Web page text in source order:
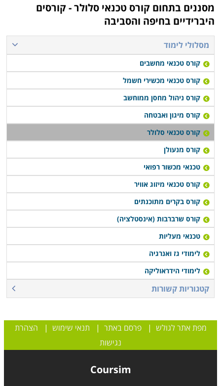
מסננים בתחום קורס טכנאי סלולר - קורסים
היברידיים בחיפה והסביבה
מסלולי לימוד
קורס טכנאי מחשבים
קורס טכנאי מכשירי חשמל
קורס ניהול מחסן ממוחשב
קורס מיגון ואבטחה
קורס טכנאי סלולר
קורס מנעולן
טכנאי מכשור רפואי
קורס טכנאי מיזוג אוויר
קורס בקרים מתוכנתים
קורס שרברבות (אינסטלציה)
טכנאי מעליות
לימודי גז ואנרגיה
לימודי הידראוליקה
קטגוריות קשורות
מפת אתר לגולש |פרסם באתר | תנאי שימוש | הצהרת
נגישות
Coursim